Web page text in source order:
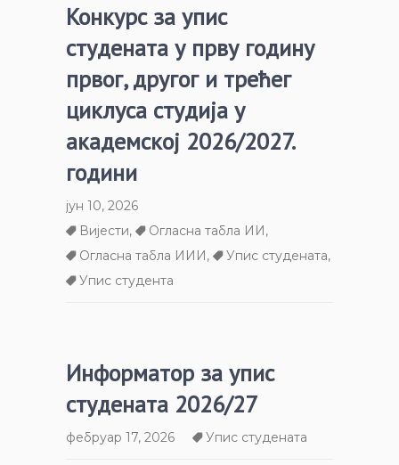
Конкурс за упис
студената у прву годину
првог, другог и трећег
циклуса студија у
академској 2026/2027.
години
јун 10, 2026
Вијести, Огласна табла ИИ,
Огласна табла ИИИ, Упис студената,
Упис студента
Информатор за упис
студената 2026/27
фебруар 17, 2026 Упис студената